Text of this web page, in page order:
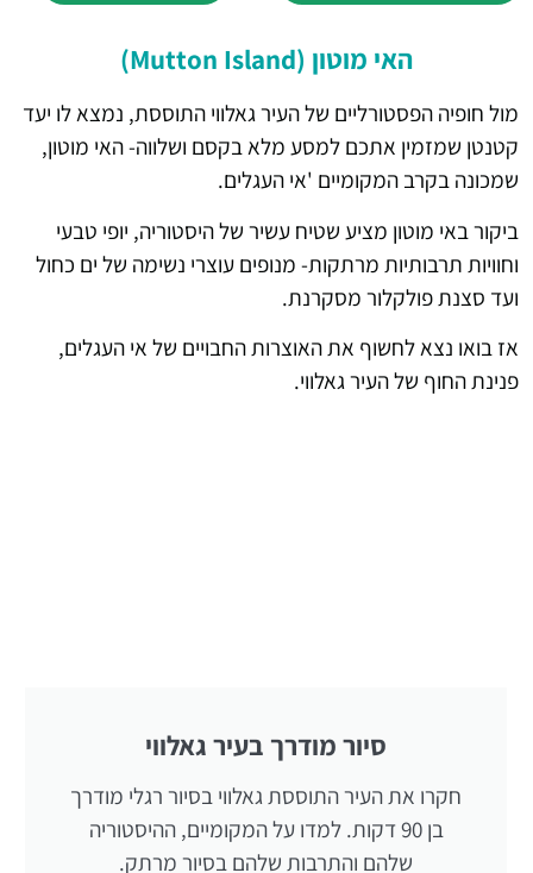
האי מוטון (Mutton Island)
מול חופיה הפסטורליים של העיר גאלווי התוססת, נמצא לו יעד
קטנטן שמזמין אתכם למסע מלא בקסם ושלווה- האי מוטון,
שמכונה בקרב המקומיים 'אי העגלים.
ביקור באי מוטון מציע שטיח עשיר של היסטוריה, יופי טבעי
וחוויות תרבותיות מרתקות- מנופים עוצרי נשימה של ים כחול
ועד סצנת פולקלור מסקרנת.
אז בואו נצא לחשוף את האוצרות החבויים של אי העגלים,
פנינת החוף של העיר גאלווי.
סיור מודרך בעיר גאלווי
חקרו את העיר התוססת גאלווי בסיור רגלי מודרך
בן 90 דקות. למדו על המקומיים, ההיסטוריה
שלהם והתרבות שלהם בסיור מרתק.